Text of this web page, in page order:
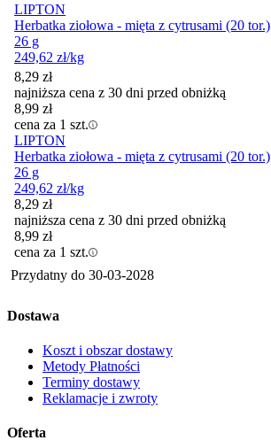
LIPTON
Herbatka ziołowa - mięta z cytrusami (20 tor.)
26 g
249,62 zł/kg
8,29 zł
najniższa cena z 30 dni przed obniżką
8,99 zł
cena za 1 szt.
LIPTON
Herbatka ziołowa - mięta z cytrusami (20 tor.)
26 g
249,62 zł/kg
8,29 zł
najniższa cena z 30 dni przed obniżką
8,99 zł
cena za 1 szt.
Przydatny do 30-03-2028
Dostawa
Koszt i obszar dostawy
Metody Płatności
Terminy dostawy
Reklamacje i zwroty
Oferta